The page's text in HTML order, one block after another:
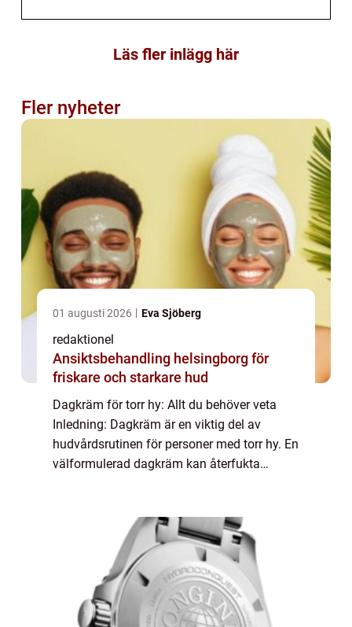
Läs fler inlägg här
Fler nyheter
01 augusti 2026 Eva Sjöberg
redaktionel
Ansiktsbehandling helsingborg för
friskare och starkare hud
Dagkräm för torr hy: Allt du behöver veta
Inledning: Dagkräm är en viktig del av
hudvårdsrutinen för personer med torr hy. En
välformulerad dagkräm kan återfukta